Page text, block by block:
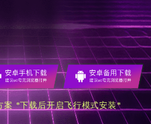
案 *下载后开启飞行模式安装*